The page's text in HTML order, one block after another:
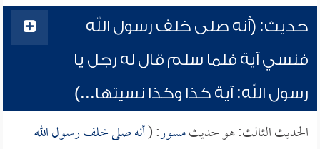
حديث: (أنه صلى خلف رسول الله
فنسي آية فلما سلم قال له رجل يا
رسول الله: آية كذا وكذا نسيتها...)
الحديث الثالث: هو حديثمسور: (أنه صلى خلف رسول الله